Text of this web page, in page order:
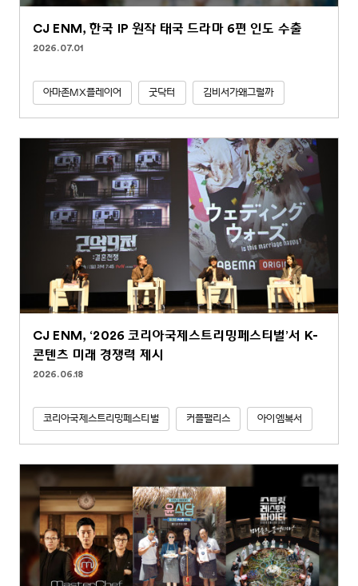
CJ ENM, 한국 IP 원작 태국 드라마 6편 인도 수출
2026.07.01
아마존MX플레이어 굿닥터 김비서가왜그럴까
CJ ENM, ‘2026 코리아국제스트리밍페스티벌’서 K-
콘텐츠 미래 경쟁력 제시
2026.06.18
코리아국제스트리밍페스티벌 커플팰리스 아이엠복서